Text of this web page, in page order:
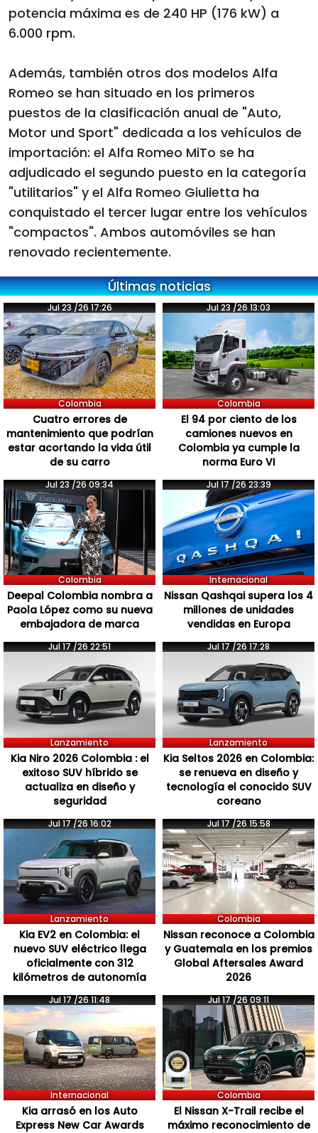
potencia máxima es de 240 HP (176 kW) a
6.000 rpm.
Además, también otros dos modelos Alfa
Romeo se han situado en los primeros
puestos de la clasificación anual de "Auto,
Motor und Sport" dedicada a los vehículos de
importación: el Alfa Romeo MiTo se ha
adjudicado el segundo puesto en la categoría
"utilitarios" y el Alfa Romeo Giulietta ha
conquistado el tercer lugar entre los vehículos
"compactos". Ambos automóviles se han
renovado recientemente.
Últimas noticias
Jul 23 /26 17:26
Colombia
Cuatro errores de
mantenimiento que podrían
estar acortando la vida útil
de su carro
Jul 23 /26 13:03
Colombia
El 94 por ciento de los
camiones nuevos en
Colombia ya cumple la
norma Euro VI
Jul 23 /26 09:34
Colombia
Deepal Colombia nombra a
Paola López como su nueva
embajadora de marca
Jul 17 /26 23:39
Internacional
Nissan Qashqai supera los 4
millones de unidades
vendidas en Europa
Jul 17 /26 22:51
Lanzamiento
Kia Niro 2026 Colombia : el
exitoso SUV híbrido se
actualiza en diseño y
seguridad
Jul 17 /26 17:28
Lanzamiento
Kia Seltos 2026 en Colombia:
se renueva en diseño y
tecnología el conocido SUV
coreano
Jul 17 /26 16:02
Lanzamiento
Kia EV2 en Colombia: el
nuevo SUV eléctrico llega
oficialmente con 312
kilómetros de autonomía
Jul 17 /26 15:58
Colombia
Nissan reconoce a Colombia
y Guatemala en los premios
Global Aftersales Award
2026
Jul 17 /26 11:48
Internacional
Kia arrasó en los Auto
Express New Car Awards
Jul 17 /26 09:11
Colombia
El Nissan X-Trail recibe el
máximo reconocimiento de